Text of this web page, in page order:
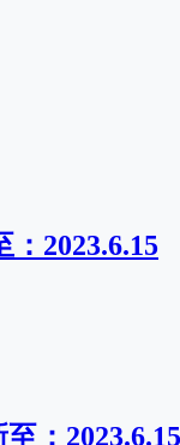
2023.6.15
：2023.6.15